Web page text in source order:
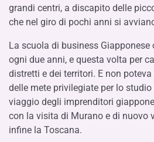
grandi centri, a discapito delle
che nel giro di pochi anni si
La scuola di business
ogni due anni, e questa volta per
distretti e dei territori. E non poteva
delle mete privilegiate per lo
viaggio degli imprenditori
con la visita di Murano e di nuovo
infine la Toscana.